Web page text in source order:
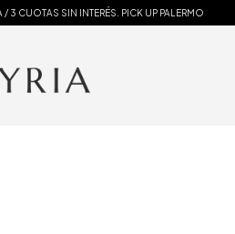
3 CUOTAS SIN INTERÉS. PICK UP PALERMO